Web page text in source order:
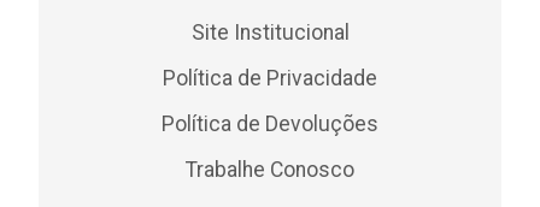
Site Institucional
Política de Privacidade
Política de Devoluções
Trabalhe Conosco